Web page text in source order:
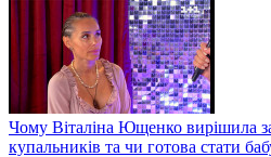
Чому Віталіна Ющенко вирішила
купальників та чи готова стати